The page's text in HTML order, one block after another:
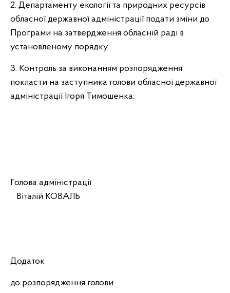
2. Департаменту екології та природних ресурсів
обласної державної адміністрації подати зміни до
Програми на затвердження обласній раді в
установленому порядку.
3. Контроль за виконанням розпорядження
покласти на заступника голови обласної державної
адміністрації Ігоря Тимошенка.
Голова адміністрації
Віталій КОВАЛЬ
Додаток
до розпорядження голови